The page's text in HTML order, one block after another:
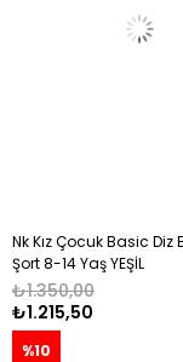
Nk Kız Çocuk Basic Diz
Şort 8-14 Yaş YEŞİL
₺1.215,50
₺1.350,00
%10